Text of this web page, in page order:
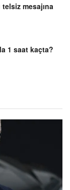
mesajına
1 saat kaçta?